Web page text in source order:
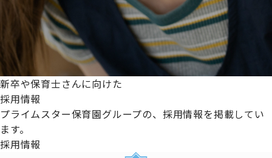
新卒や保育士さんに向けた
採用情報
プライムスター保育園グループの、採用情報を掲載してい
ます。
採用情報